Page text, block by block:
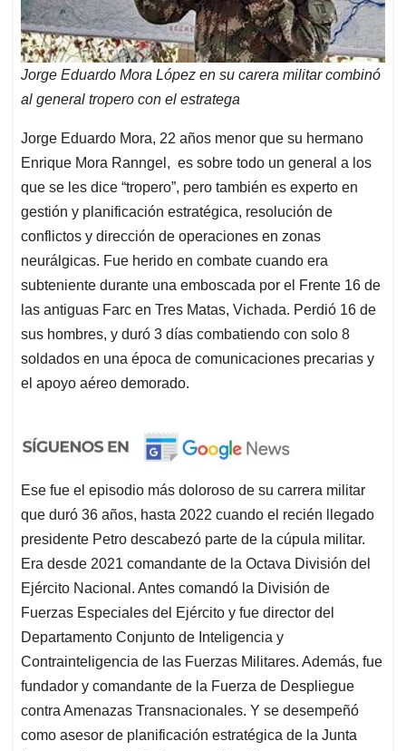
Jorge Eduardo Mora López en su carera militar combinó
al general tropero con el estratega
Jorge Eduardo Mora, 22 años menor que su hermano
Enrique Mora Ranngel, es sobre todo un general a los
que se les dice “tropero”, pero también es experto en
gestión y planificación estratégica, resolución de
conflictos y dirección de operaciones en zonas
neurálgicas. Fue herido en combate cuando era
subteniente durante una emboscada por el Frente 16 de
las antiguas Farc en Tres Matas, Vichada. Perdió 16 de
sus hombres, y duró 3 días combatiendo con solo 8
soldados en una época de comunicaciones precarias y
el apoyo aéreo demorado.
Ese fue el episodio más doloroso de su carrera militar
que duró 36 años, hasta 2022 cuando el recién llegado
presidente Petro descabezó parte de la cúpula militar.
Era desde 2021 comandante de la Octava División del
Ejército Nacional. Antes comandó la División de
Fuerzas Especiales del Ejército y fue director del
Departamento Conjunto de Inteligencia y
Contrainteligencia de las Fuerzas Militares. Además, fue
fundador y comandante de la Fuerza de Despliegue
contra Amenazas Transnacionales. Y se desempeñó
como asesor de planificación estratégica de la Junta